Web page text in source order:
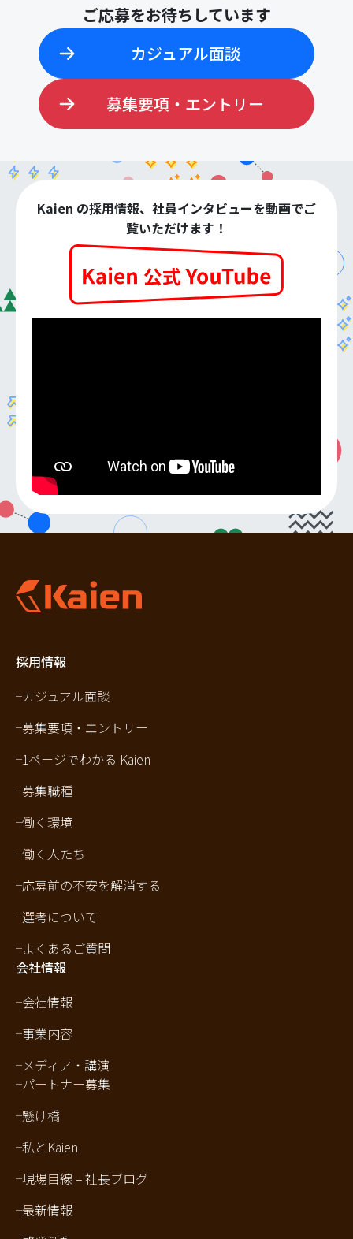
ご応募をお待ちしています
カジュアル面談
募集要項・エントリー
Kaien の採用情報、社員インタビューを動画でご
覧いただけます！
採用情報
カジュアル面談
募集要項・エントリー
1ページでわかる Kaien
募集職種
働く環境
働く人たち
応募前の不安を解消する
選考について
よくあるご質問
会社情報
会社情報
事業内容
メディア・講演
パートナー募集
懸け橋
私とKaien
現場目線 – 社長ブログ
最新情報